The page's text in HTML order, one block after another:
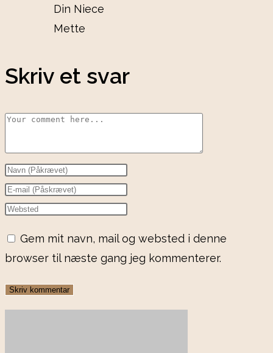
Din Niece
Mette
Skriv et svar
Comment
Enter
your
name
username
to
comment
Enter
your
address
to
comment
Enter
website
URL
(optional)
Gem mit navn, mail og websted i denne
browser til næste gang jeg kommenterer.